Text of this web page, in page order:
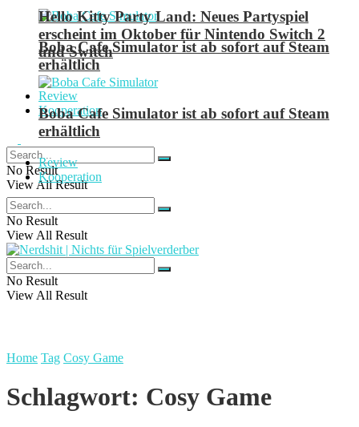
Boba Cafe Simulator ist ab sofort auf Steam
erhältlich
Review
Kooperation
No Result
View All Result
Hello Kitty Party Land: Neues Partyspiel
erscheint im Oktober für Nintendo Switch 2
und Switch
Boba Cafe Simulator ist ab sofort auf Steam
erhältlich
Review
Kooperation
No Result
View All Result
No Result
View All Result
Home Tag Cosy Game
Schlagwort: Cosy Game